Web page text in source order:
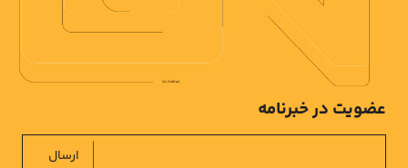
عضویت در خبرنامه
ارسال